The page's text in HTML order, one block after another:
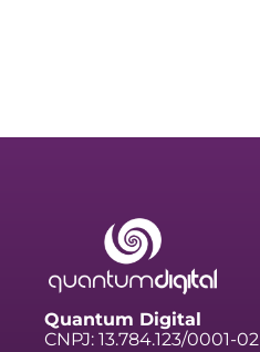
Quantum Digital
CNPJ: 13.784.123/0001-02